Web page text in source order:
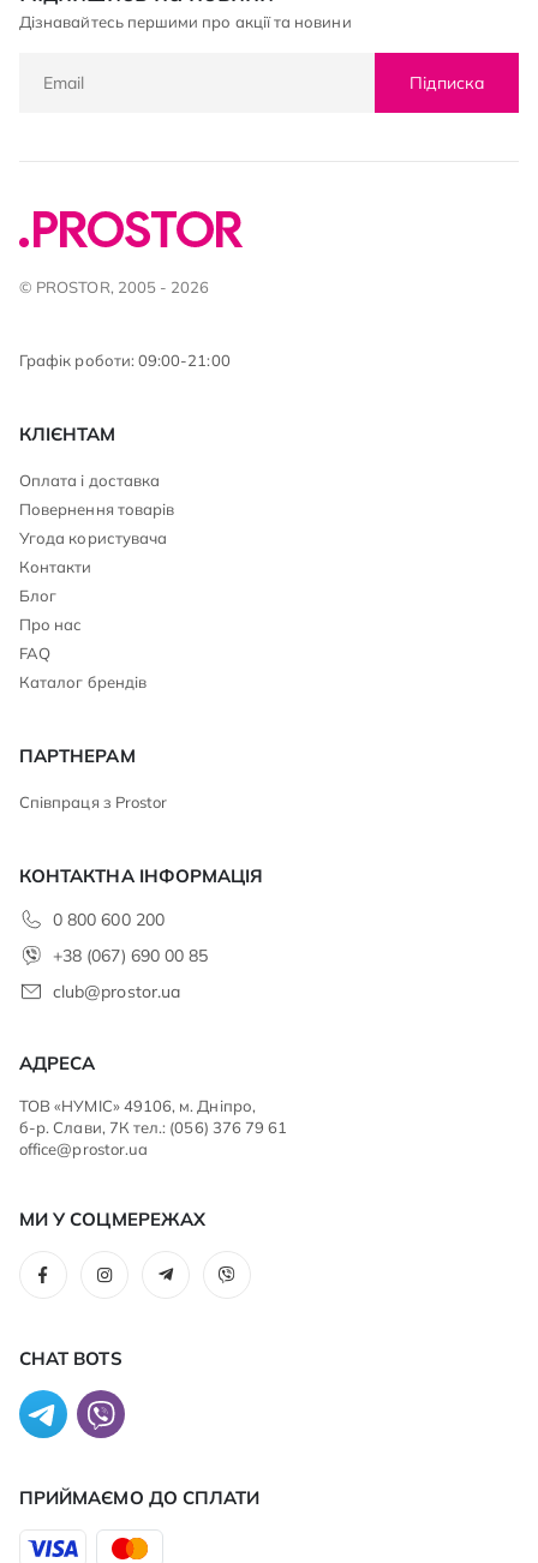
Дізнавайтесь першими про акції та новини
Підписка
© PROSTOR, 2005 - 2026
Графік роботи: 09:00-21:00
КЛІЄНТАМ
Оплата і доставка
Повернення товарів
Угода користувача
Контакти
Блог
Про нас
FAQ
Каталог брендів
ПАРТНЕРАМ
Співпраця з Prostor
КОНТАКТНА ІНФОРМАЦІЯ
0 800 600 200
+38 (067) 690 00 85
club@prostor.ua
АДРЕСА
ТОВ «НУМІС» 49106, м. Дніпро,
б-р. Слави, 7К тел.: (056) 376 79 61
office@prostor.ua
МИ У СОЦМЕРЕЖАХ
CHAT BOTS
ПРИЙМАЄМО ДО CПЛАТИ